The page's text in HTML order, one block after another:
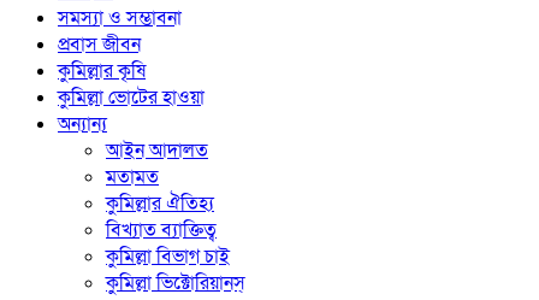
সমস্যা ও সম্ভাবনা
প্রবাস জীবন
কুমিল্লার কৃষি
কুমিল্লা ভোটের হাওয়া
অন্যান্য
আইন আদালত
মতামত
কুমিল্লার ঐতিহ্য
বিখ্যাত ব্যাক্তিত্ব
কুমিল্লা বিভাগ চাই
কুমিল্লা ভিক্টোরিয়ানস্